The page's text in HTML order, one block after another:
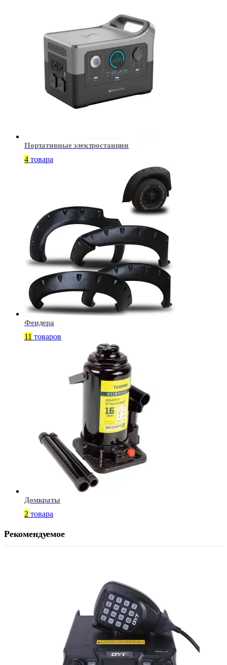
Портативные электростанции
4 товара
Фендера
11 товаров
Домкраты
2 товара
Рекомендуемое